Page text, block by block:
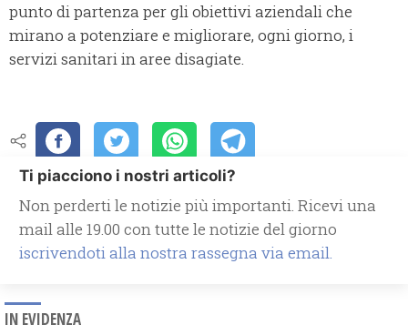
punto di partenza per gli obiettivi aziendali che
mirano a potenziare e migliorare, ogni giorno, i
servizi sanitari in aree disagiate.
Ti piacciono i nostri articoli?
Non perderti le notizie più importanti. Ricevi una
mail alle 19.00 con tutte le notizie del giorno
iscrivendoti alla nostra rassegna via email.
IN EVIDENZA